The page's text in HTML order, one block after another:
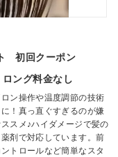
初回クーポン
ング料金なし
ン操作や温度調節の技術
！真っ直ぐすぎるのが嫌
スメ♪ハイダメージで髪の
剤で対応しています。前
トロールなど簡単なスタ